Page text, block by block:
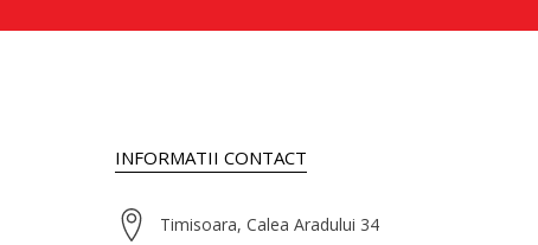
INFORMATII CONTACT
Timisoara, Calea Aradului 34